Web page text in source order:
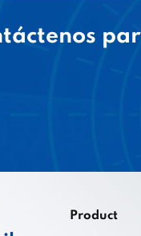
Product